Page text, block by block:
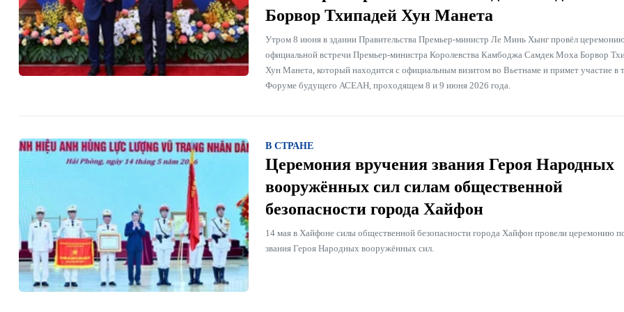
Борвор Тхипадей Хун Манета
Утром 8 июня в здании Правительства Премьер-министр Ле Минь Хынг провёл церемонию
официальной встречи Премьер-министра Королевства Камбоджа Самдек Моха Борвор
Хун Манета, который находится с официальным визитом во Вьетнаме и примет участие в
Форуме будущего АСЕАН, проходящем 8 и 9 июня 2026 года.
В СТРАНЕ
Церемония вручения звания Героя Народных
вооружённых сил силам общественной
безопасности города Хайфон
14 мая в Хайфоне силы общественной безопасности города Хайфон провели церемонию
звания Героя Народных вооружённых сил.